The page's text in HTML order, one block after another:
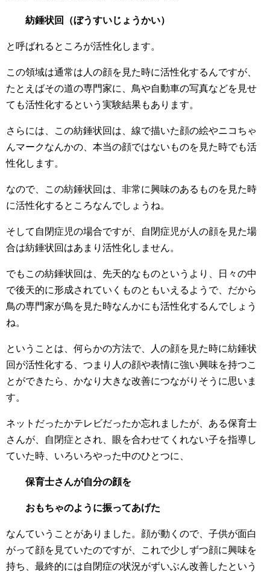
紡錘状回（ぼうすいじょうかい）
と呼ばれるところが活性化します。
この領域は通常は人の顔を見た時に活性化するんですが、
たとえばその道の専門家に、鳥や自動車の写真などを見せ
ても活性化するという実験結果もあります。
さらには、この紡錘状回は、線で描いた顔の絵やニコちゃ
んマークなんかの、本当の顔ではないものを見た時でも活
性化します。
なので、この紡錘状回は、非常に興味のあるものを見た時
に活性化するところなんでしょうね。
そして自閉症児の場合ですが、自閉症児が人の顔を見た場
合は紡錘状回はあまり活性化しません。
でもこの紡錘状回は、先天的なものというより、日々の中
で後天的に形成されていくものともいえるようで、だから
鳥の専門家が鳥を見た時なんかにも活性化するんでしょう
ね。
ということは、何らかの方法で、人の顔を見た時に紡錘状
回が活性化する、つまり人の顔や表情に強い興味を持つこ
とができたら、かなり大きな改善につながりそうに思いま
す。
ネットだったかテレビだったか忘れましたが、ある保育士
さんが、自閉症とされ、眼を合わせてくれない子を指導し
ていた時、いろいろやった中のひとつに、
保育士さんが自分の顔を
おもちゃのように振ってあげた
なんていうことがありました。顔が動くので、子供が面白
がって顔を見ていたのですが、これで少しずつ顔に興味を
持ち、最終的には自閉症の状況がずいぶん改善したという